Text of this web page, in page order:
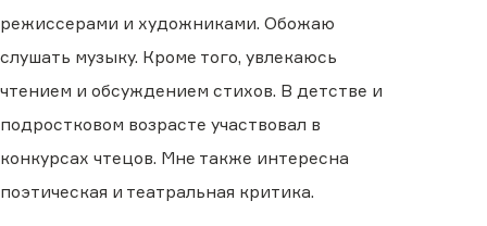
режиссерами и художниками. Обожаю
слушать музыку. Кроме того, увлекаюсь
чтением и обсуждением стихов. В детстве и
подростковом возрасте участвовал в
конкурсах чтецов. Мне также интересна
поэтическая и театральная критика.